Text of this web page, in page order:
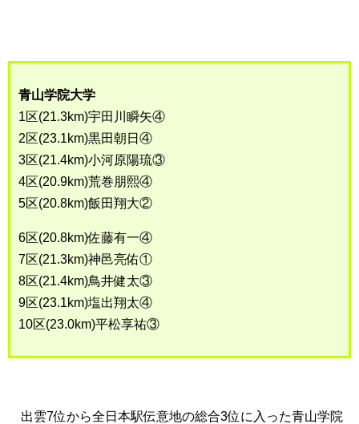
青山学院大学
1区(21.3km)宇田川瞬矢④
2区(23.1km)黒田朝日④
3区(21.4km)小河原陽琉③
4区(20.9km)荒巻朋熙④
5区(20.8km)飯田翔大②
6区(20.8km)佐藤有一④
7区(21.3km)神邑亮佑①
8区(21.4km)鳥井健太③
9区(23.1km)塩出翔太④
10区(23.0km)平松享祐③
出雲7位から全日本駅伝意地の総合3位に入った青山学院